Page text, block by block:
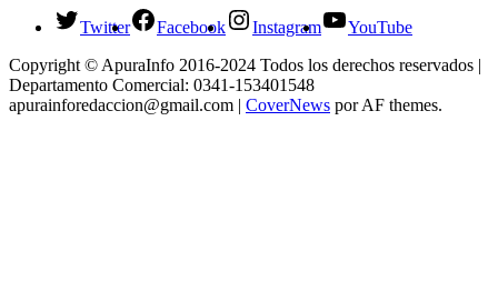
Twitter Facebook Instagram
YouTube
Copyright © ApuraInfo 2016-2024 Todos los derechos reservados |
Departamento Comercial: 0341-153401548
apurainforedaccion@gmail.com | CoverNews por AF themes.